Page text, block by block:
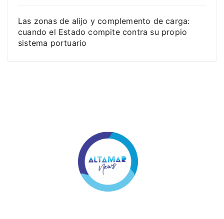
Las zonas de alijo y complemento de carga:
cuando el Estado compite contra su propio
sistema portuario